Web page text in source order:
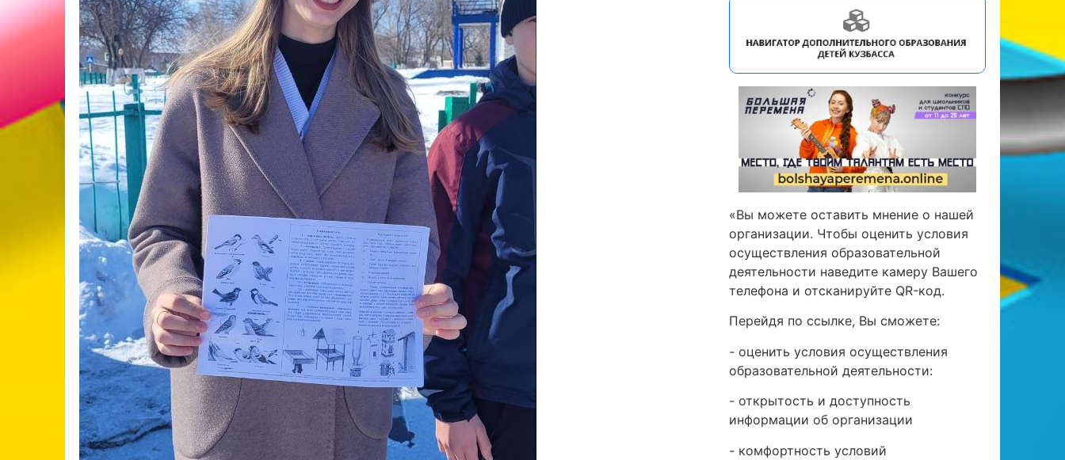
«Вы можете оставить мнение о нашей
организации. Чтобы оценить условия
осуществления образовательной
деятельности наведите камеру Вашего
телефона и отсканируйте QR-код.
Перейдя по ссылке, Вы сможете:
- оценить условия осуществления
образовательной деятельности:
- открытость и доступность
информации об организации
- комфортность условий